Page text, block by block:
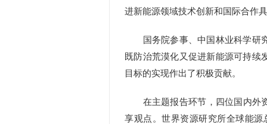
进新能源领域技术创新和国际合作
国务院参事、中国林业科学研究
既防治荒漠化又促进新能源可持续
目标的实现作出了积极贡献。
在主题报告环节，四位国内外资
享观点。世界资源研究所全球能